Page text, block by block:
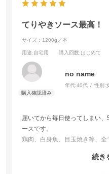
てりやきソース最高！
サイズ：1200g／本
用途:自宅用 購入回数:はじめて
no name
年代:40代 性別:
届いてから毎日使ってしまい
ースです。
鶏肉、白身魚、目玉焼き等、
カレーの隠し味にも良かったで
続き